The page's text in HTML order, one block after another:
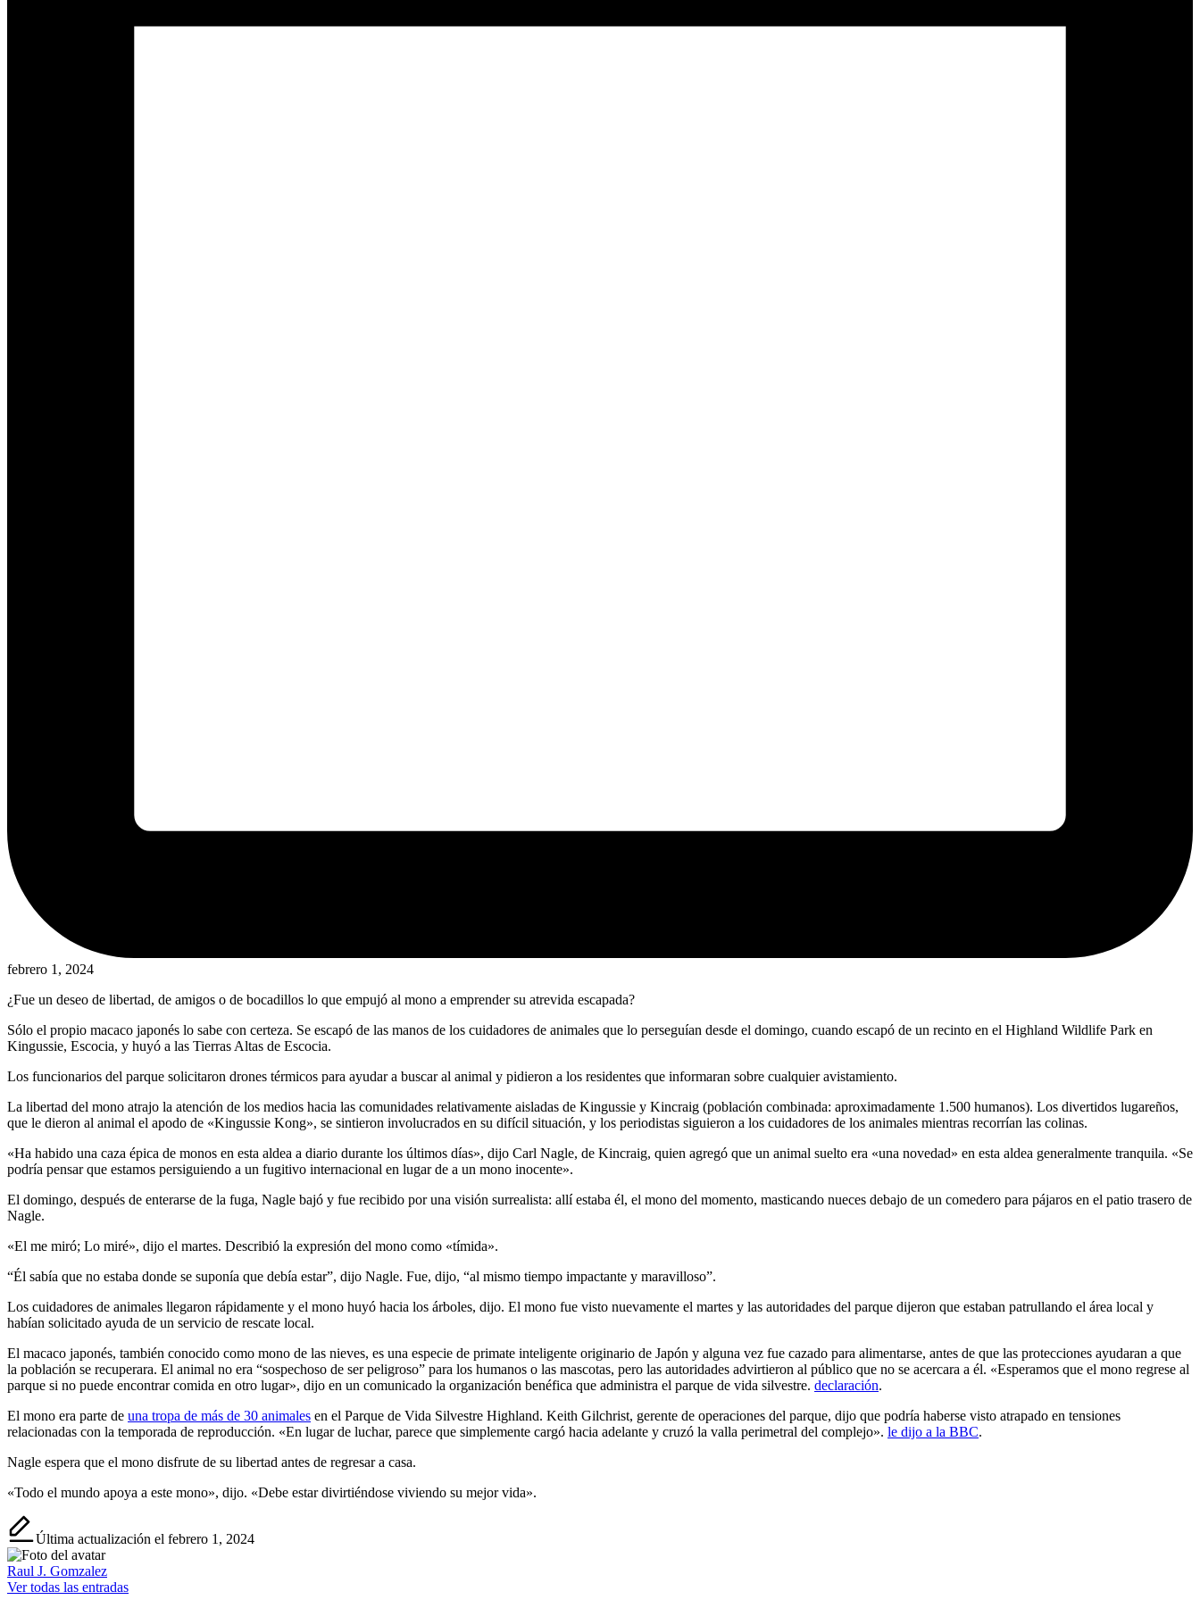
febrero 1, 2024
¿Fue un deseo de libertad, de amigos o de bocadillos lo que empujó al mono a emprender su atrevida escapada?
Sólo el propio macaco japonés lo sabe con certeza. Se escapó de las manos de los cuidadores de animales que lo perseguían desde el domingo, cuando escapó de un recinto en el Highland Wildlife Park en
Kingussie, Escocia, y huyó a las Tierras Altas de Escocia.
Los funcionarios del parque solicitaron drones térmicos para ayudar a buscar al animal y pidieron a los residentes que informaran sobre cualquier avistamiento.
La libertad del mono atrajo la atención de los medios hacia las comunidades relativamente aisladas de Kingussie y Kincraig (población combinada: aproximadamente 1.500 humanos). Los divertidos lugareños,
que le dieron al animal el apodo de «Kingussie Kong», se sintieron involucrados en su difícil situación, y los periodistas siguieron a los cuidadores de los animales mientras recorrían las colinas.
«Ha habido una caza épica de monos en esta aldea a diario durante los últimos días», dijo Carl Nagle, de Kincraig, quien agregó que un animal suelto era «una novedad» en esta aldea generalmente tranquila. «Se
podría pensar que estamos persiguiendo a un fugitivo internacional en lugar de a un mono inocente».
El domingo, después de enterarse de la fuga, Nagle bajó y fue recibido por una visión surrealista: allí estaba él, el mono del momento, masticando nueces debajo de un comedero para pájaros en el patio trasero de
Nagle.
«El me miró; Lo miré», dijo el martes. Describió la expresión del mono como «tímida».
“Él sabía que no estaba donde se suponía que debía estar”, dijo Nagle. Fue, dijo, “al mismo tiempo impactante y maravilloso”.
Los cuidadores de animales llegaron rápidamente y el mono huyó hacia los árboles, dijo. El mono fue visto nuevamente el martes y las autoridades del parque dijeron que estaban patrullando el área local y
habían solicitado ayuda de un servicio de rescate local.
El macaco japonés, también conocido como mono de las nieves, es una especie de primate inteligente originario de Japón y alguna vez fue cazado para alimentarse, antes de que las protecciones ayudaran a que
la población se recuperara. El animal no era “sospechoso de ser peligroso” para los humanos o las mascotas, pero las autoridades advirtieron al público que no se acercara a él. «Esperamos que el mono regrese al
parque si no puede encontrar comida en otro lugar», dijo en un comunicado la organización benéfica que administra el parque de vida silvestre. declaración.
El mono era parte de una tropa de más de 30 animales en el Parque de Vida Silvestre Highland. Keith Gilchrist, gerente de operaciones del parque, dijo que podría haberse visto atrapado en tensiones
relacionadas con la temporada de reproducción. «En lugar de luchar, parece que simplemente cargó hacia adelante y cruzó la valla perimetral del complejo». le dijo a la BBC.
Nagle espera que el mono disfrute de su libertad antes de regresar a casa.
«Todo el mundo apoya a este mono», dijo. «Debe estar divirtiéndose viviendo su mejor vida».
Última actualización el febrero 1, 2024
Raul J. Gomzalez
Ver todas las entradas